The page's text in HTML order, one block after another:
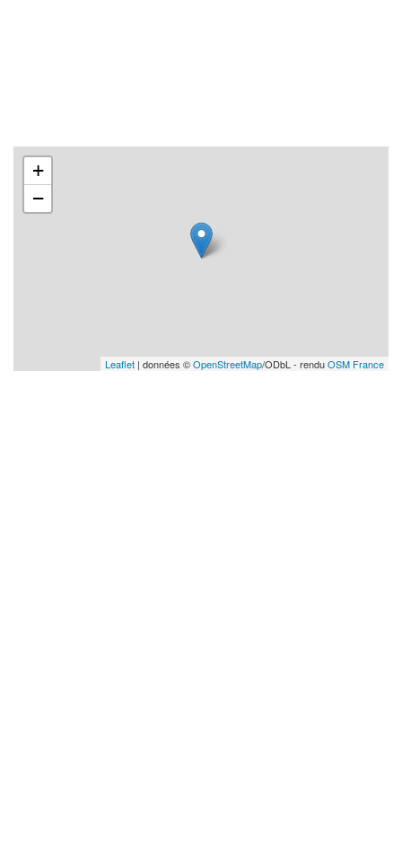
+
−
Leaflet | données ©OpenStreetMap/ODbL - renduOSM France